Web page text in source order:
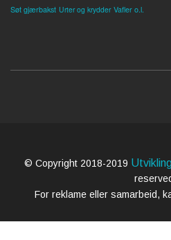
Søt gjærbakst Urter og krydder Vafler o.l.
© Copyright 2018-2019
For reklame eller samarbeid,